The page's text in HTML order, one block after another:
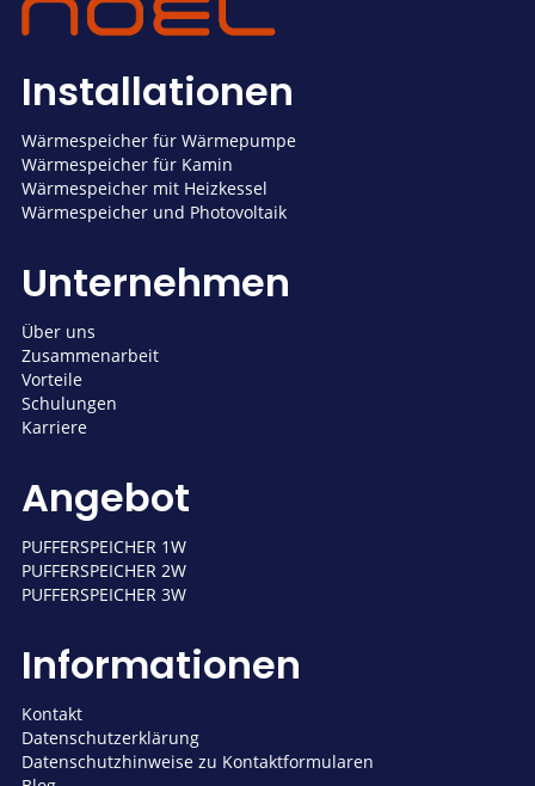
Installationen
Wärmespeicher für Wärmepumpe
Wärmespeicher für Kamin
Wärmespeicher mit Heizkessel
Wärmespeicher und Photovoltaik
Unternehmen
Über uns
Zusammenarbeit
Vorteile
Schulungen
Karriere
Angebot
PUFFERSPEICHER 1W
PUFFERSPEICHER 2W
PUFFERSPEICHER 3W
Informationen
Kontakt
Datenschutzerklärung
Datenschutzhinweise zu Kontaktformularen